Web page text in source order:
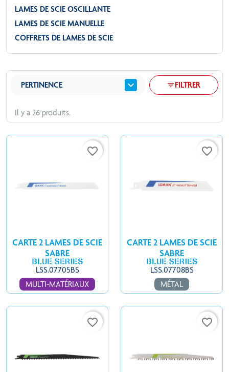
LAMES DE SCIE OSCILLANTE
LAMES DE SCIE MANUELLE
COFFRETS DE LAMES DE SCIE
Il y a 26 produits.
PERTINENCE expand_more filter_listFILTRER
favorite_border
CARTE 2 LAMES DE SCIE
SABRE
LSS.07705BS
MULTI-MATÉRIAUX
favorite_border
CARTE 2 LAMES DE SCIE
SABRE
LSS.07708BS
MÉTAL
favorite_border favorite_border